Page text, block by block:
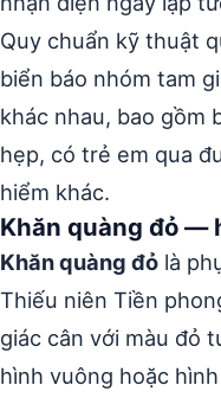
Quy chuẩn kỹ thuật
biển báo nhóm tam
khác nhau, bao gồm
hẹp, có trẻ em qua
hiểm khác.
Khăn quàng đỏ —
Khăn quàng đỏ là
Thiếu niên Tiền
giác cân với màu đỏ
hình vuông hoặc